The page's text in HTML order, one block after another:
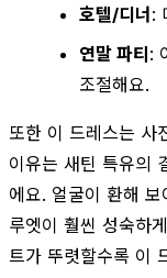
호텔/디너:
연말 파티:
조절해요.
또한 이 드레스는 사
이유는 새틴 특유의
에요. 얼굴이 환해
루엣이 훨씬 성숙하
트가 뚜렷할수록 이